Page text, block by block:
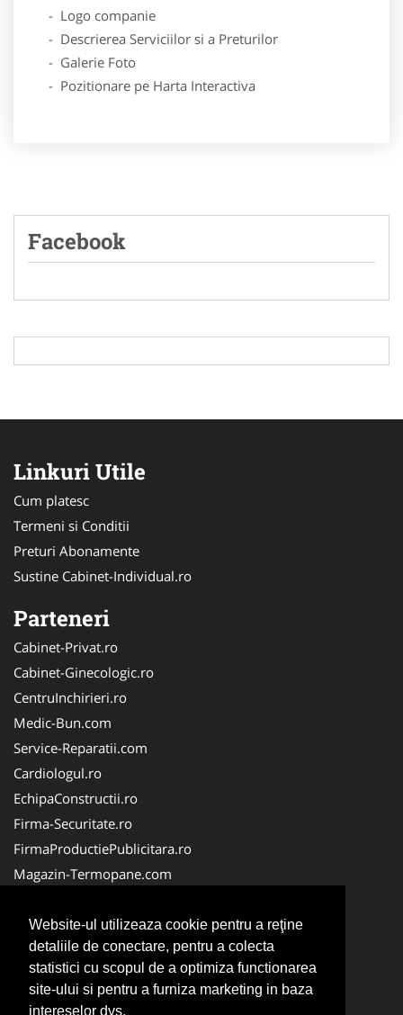
Website-ul utilizeaza cookie pentru a reţine
detaliile de conectare, pentru a colecta
statistici cu scopul de a optimiza functionarea
site-ului si pentru a furniza marketing in baza
intereselor dvs.
- Logo companie
- Descrierea Serviciilor si a Preturilor
- Galerie Foto
- Pozitionare pe Harta Interactiva
Facebook
Linkuri Utile
Cum platesc
Termeni si Conditii
Preturi Abonamente
Sustine Cabinet-Individual.ro
Parteneri
Cabinet-Privat.ro
Cabinet-Ginecologic.ro
CentruInchirieri.ro
Medic-Bun.com
Service-Reparatii.com
Cardiologul.ro
EchipaConstructii.ro
Firma-Securitate.ro
FirmaProductiePublicitara.ro
Magazin-Termopane.com
CramaVinuri.ro
FirmaTractariAuto.ro
InstalatiiSolare.com
Pescaresc.ro